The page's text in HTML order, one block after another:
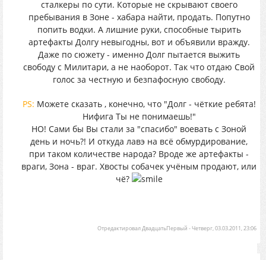
сталкеры по сути. Которые не скрывают своего
пребывания в Зоне - хабара найти, продать. Попутно
попить водки. А лишние руки, способные тырить
артефакты Долгу невыгодны, вот и объявили вражду.
Даже по сюжету - именно Долг пытается выжить
свободу с Милитари, а не наоборот. Так что отдаю Свой
голос за честную и безпафосную свободу.
PS: Можете сказать , конечно, что "Долг - чёткие ребята!
Нифига Ты не понимаешь!"
НО! Сами бы Вы стали за "спасибо" воевать с Зоной
день и ночь?! И откуда лавэ на всё обмурдирование,
при таком количестве народа? Вроде же артефакты -
враги, Зона - враг. Хвосты собачек учёным продают, или
чё?
ОтредактировалДвадцатьПервый -Четверг, 03.03.2011, 23:06